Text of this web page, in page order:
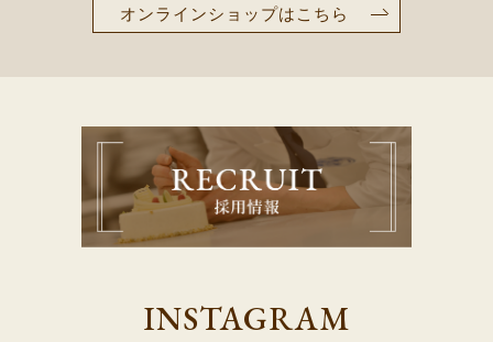
オンラインショップはこちら
INSTAGRAM